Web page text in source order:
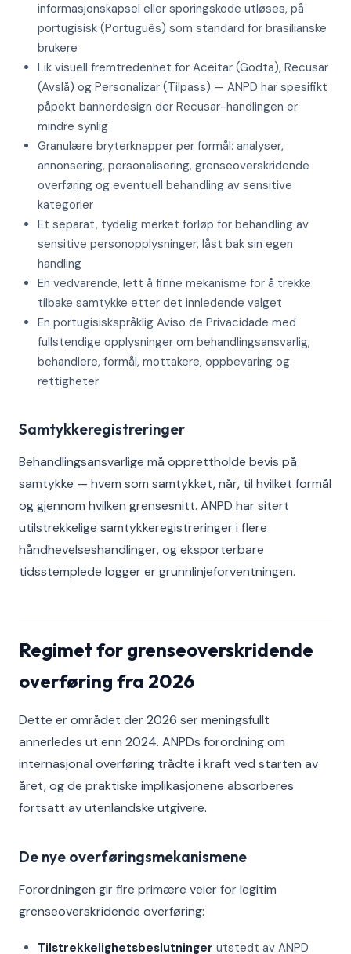
informasjonskapsel eller sporingskode utløses, på
portugisisk (Português) som standard for brasilianske
brukere
Lik visuell fremtredenhet for Aceitar (Godta), Recusar
(Avslå) og Personalizar (Tilpass) — ANPD har spesifikt
påpekt bannerdesign der Recusar-handlingen er
mindre synlig
Granulære bryterknapper per formål: analyser,
annonsering, personalisering, grenseoverskridende
overføring og eventuell behandling av sensitive
kategorier
Et separat, tydelig merket forløp for behandling av
sensitive personopplysninger, låst bak sin egen
handling
En vedvarende, lett å finne mekanisme for å trekke
tilbake samtykke etter det innledende valget
En portugisiskspråklig Aviso de Privacidade med
fullstendige opplysninger om behandlingsansvarlig,
behandlere, formål, mottakere, oppbevaring og
rettigheter
Samtykkeregistreringer
Behandlingsansvarlige må opprettholde bevis på
samtykke — hvem som samtykket, når, til hvilket formål
og gjennom hvilken grensesnitt. ANPD har sitert
utilstrekkelige samtykkeregistreringer i flere
håndhevelseshandlinger, og eksporterbare
tidsstemplede logger er grunnlinjeforventningen.
Regimet for grenseoverskridende
overføring fra 2026
Dette er området der 2026 ser meningsfullt
annerledes ut enn 2024. ANPDs forordning om
internasjonal overføring trådte i kraft ved starten av
året, og de praktiske implikasjonene absorberes
fortsatt av utenlandske utgivere.
De nye overføringsmekanismene
Forordningen gir fire primære veier for legitim
grenseoverskridende overføring:
Tilstrekkelighetsbeslutninger utstedt av ANPD